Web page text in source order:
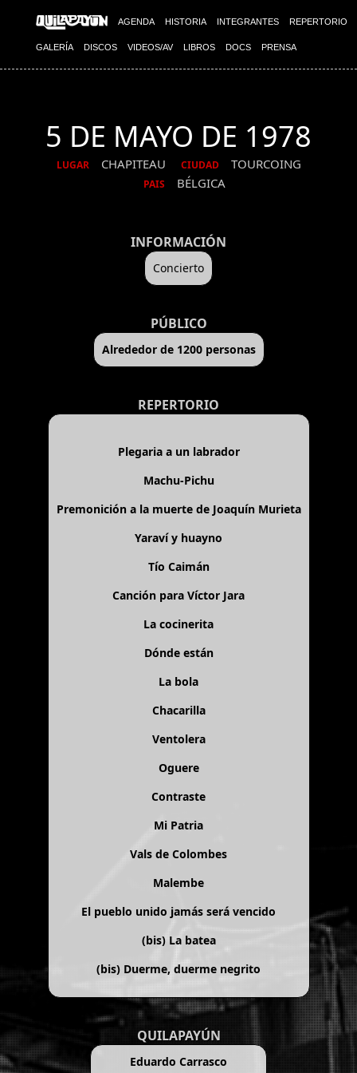
AGENDA HISTORIA INTEGRANTES REPERTORIO
GALERÍA DISCOS VIDEOS/AV LIBROS DOCS PRENSA
5 DE MAYO DE 1978
LUGAR CHAPITEAU CIUDAD TOURCOING
PAIS BÉLGICA
INFORMACIÓN
Concierto
PÚBLICO
Alrededor de 1200 personas
REPERTORIO
Plegaria a un labrador
Machu-Pichu
Premonición a la muerte de Joaquín Murieta
Yaraví y huayno
Tío Caimán
Canción para Víctor Jara
La cocinerita
Dónde están
La bola
Chacarilla
Ventolera
Oguere
Contraste
Mi Patria
Vals de Colombes
Malembe
El pueblo unido jamás será vencido
(bis) La batea
(bis) Duerme, duerme negrito
QUILAPAYÚN
Eduardo Carrasco